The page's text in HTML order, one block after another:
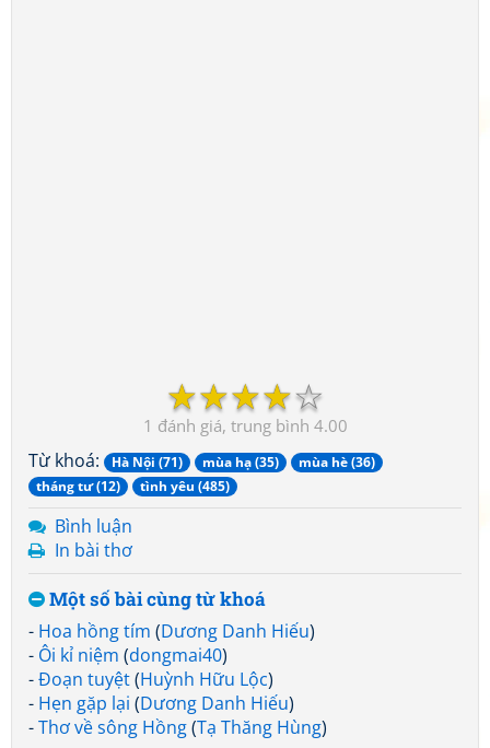
☆
☆
☆
☆
☆
1 4.00
Từ khoá: Hà Nội (71) mùa hạ (35)
mùa hè (36)
tháng tư (12)
tình yêu (485)
Bình luận
In bài thơ
Một số bài cùng từ khoá
- Hoa hồng tím (Dương Danh Hiếu)
- Ôi kỉ niệm (dongmai40)
-Đoạn tuyệt(Huỳnh Hữu Lộc)
- Hẹn gặp lại (Dương Danh Hiếu)
-Thơ về sông Hồng(Tạ Thăng Hùng)